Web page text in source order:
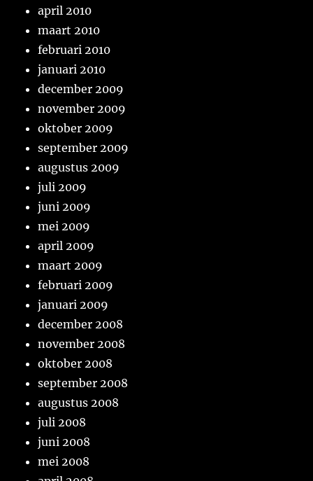
april 2010
maart 2010
februari 2010
januari 2010
december 2009
november 2009
oktober 2009
september 2009
augustus 2009
juli 2009
juni 2009
mei 2009
april 2009
maart 2009
februari 2009
januari 2009
december 2008
november 2008
oktober 2008
september 2008
augustus 2008
juli 2008
juni 2008
mei 2008